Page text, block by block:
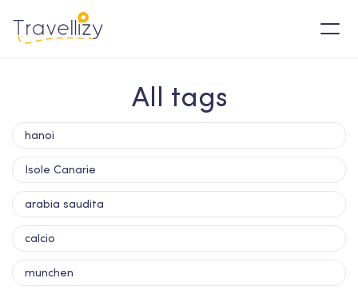
All tags
hanoi
Isole Canarie
arabia saudita
calcio
munchen